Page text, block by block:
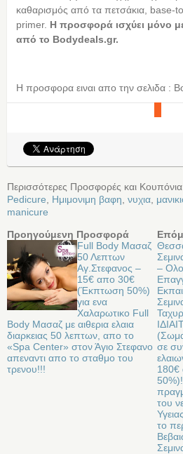
καθαρισμός από τα πετσάκια, base-
primer. Η προσφορά ισχύει μόνο
από τo Bodydeals.gr.
Η προσφορα ειναι απο την σελιδα :
Περισσότερες Προσφορές και Κουπόνια
Pedicure, Ημιμονιμη βαφη, νυχια,
manicure
Προηγούμενη Προσφορά
Full Body Μασαζ
50 Λεπτων
Αγ.Στεφανος –
15€ απο 30€
(Έκπτωση 50%)
για ενα
Χαλαρωτικο Full
Body Μασαζ με αιθερια ελαια
διαρκειας 50 λεπτων, απο το
«Spa Center» στoν Άγιο Στεφανο
απεναντι απο το σταθμο του
τρενου!!!
–
σε
του
το